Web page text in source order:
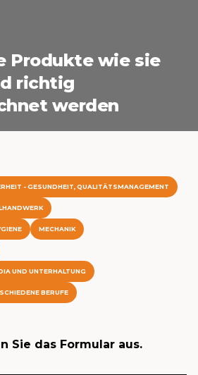
Produkte wie sie
richtig
werden
- GESUNDHEIT, QUALITÄTSMANAGEMENT
MECHANIK
UND UNTERHALTUNG
BERUFE
Sie das Formular aus.